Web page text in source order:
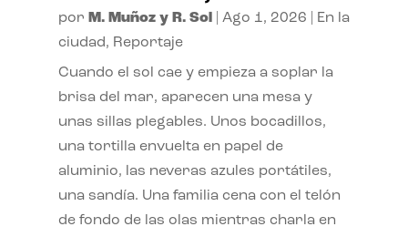
por M. Muñoz y R. Sol| Ago 1, 2026
En la
ciudad, Reportaje
Cuando el sol cae y empieza a soplar la
brisa del mar, aparecen una mesa y
unas sillas plegables. Unos bocadillos,
una tortilla envuelta en papel de
aluminio, las neveras azules portátiles,
una sandía. Una familia cena con el telón
de fondo de las olas mientras charla en